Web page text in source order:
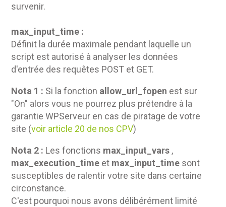
survenir.
max_input_time :
Définit la durée maximale pendant laquelle un
script est autorisé à analyser les données
d'entrée des requêtes POST et GET.
Nota 1 : Si la fonction allow_url_fopen est sur
"On" alors vous ne pourrez plus prétendre à la
garantie WPServeur en cas de piratage de votre
site (voir article 20 de nos CPV)
Nota 2 : Les fonctions max_input_vars ,
max_execution_time et max_input_time sont
susceptibles de ralentir votre site dans certaine
circonstance.
C'est pourquoi nous avons délibérément limité